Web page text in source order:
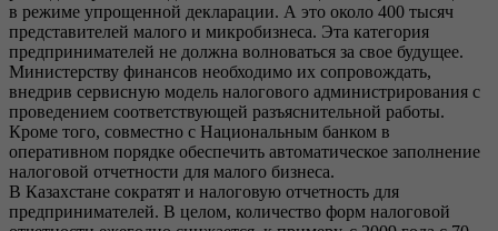
в режиме упрощенной декларации. А это около 400 тысяч
представителей малого и микробизнеса. Эта категория
предпринимателей не должна волноваться за свое будущее.
Министерству финансов необходимо их сопровождать,
внедрив сервисную модель налогового администрирования с
проведением соответствующей разъяснительной работы.
Кроме того, совместно с Национальным банком в
оперативном порядке обеспечить автоматическое заполнение
налоговой отчетности для малого бизнеса.
В Казахстане сократят и налоговую отчетность для
предпринимателей. В целом, количество форм налоговой